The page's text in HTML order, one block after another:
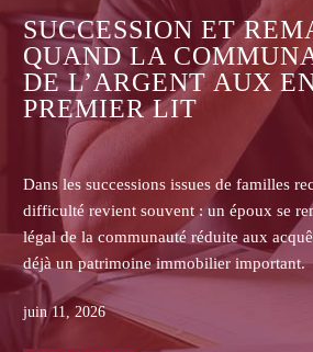
:
DU
régime
possède
ASSURANCE-
LES
DE
CONTRATS
Dans les successions, les
assurance-vie se heurtent
transmettre le contrat, la
primes ou les pièces de
juin 08, 2026